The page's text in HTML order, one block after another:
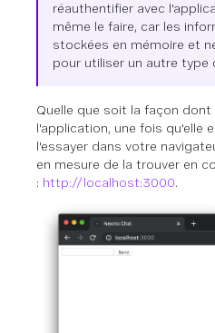
réauthentifier avec
même le faire, car les
stockées en mémoire et
pour utiliser un autre type
Quelle que soit la façon
l'application, une fois qu'elle
l'essayer dans votre
en mesure de la trouver en
: http://localhost:3000.